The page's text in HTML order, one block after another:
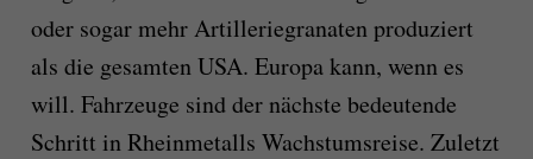
oder sogar mehr Artilleriegranaten produziert
als die gesamten USA. Europa kann, wenn es
will. Fahrzeuge sind der nächste bedeutende
Schritt in Rheinmetalls Wachstumsreise. Zuletzt